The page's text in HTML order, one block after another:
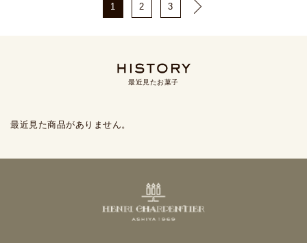
1 2 3
最近見たお菓子
最近見た商品がありません。